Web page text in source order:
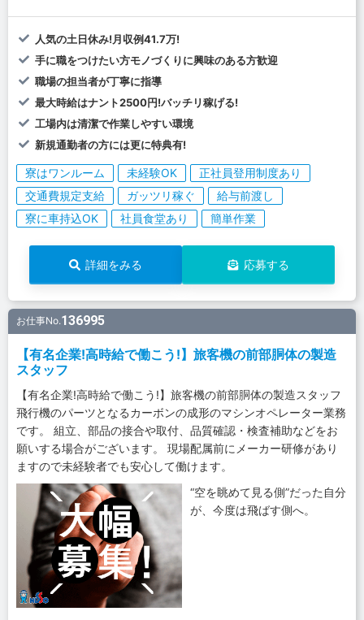
人気の土日休み!月収例41.7万!
手に職をつけたい方モノづくりに興味のある方歓迎
職場の担当者が丁寧に指導
最大時給はナント2500円!バッチリ稼げる!
工場内は清潔で作業しやすい環境
新規通勤者の方には更に特典有!
寮はワンルーム 未経験OK
正社員登用制度あり
交通費規定支給
ガッツリ稼ぐ
給与前渡し
寮に車持込OK
社員食堂あり 簡単作業
詳細をみる 応募する
お仕事No.136995
【有名企業!高時給で働こう!】旅客機の前部胴体の製造
スタッフ
【有名企業!高時給で働こう!】旅客機の前部胴体の製造スタッフ
飛行機のパーツとなるカーボンの成形のマシンオペレーター業務
です。 組立、部品の接合や取付、品質確認・検査補助などをお
願いする場合がございます。 現場配属前にメーカー研修があり
ますので未経験者でも安心して働けます。
“空を眺めて見る側”だった自分
が、今度は飛ばす側へ。